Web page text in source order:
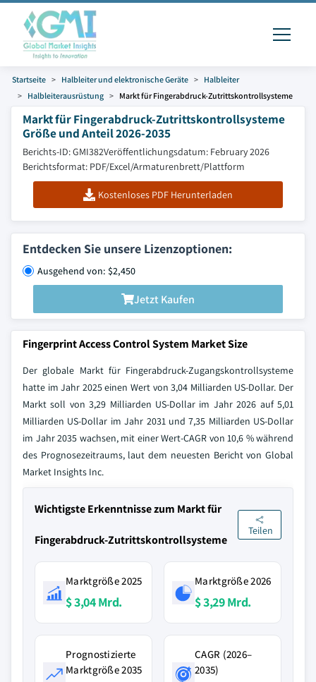
Startseite Halbleiter und elektronische Geräte
Halbleiter
Halbleiterausrüstung
Markt für Fingerabdruck-Zutrittskontrollsysteme
Markt für Fingerabdruck-Zutrittskontrollsysteme
Größe und Anteil 2026-2035
Berichts-ID: GMI382Veröffentlichungsdatum: February 2026
Berichtsformat: PDF/Excel/Armaturenbrett/Plattform
Kostenloses PDF Herunterladen
Entdecken Sie unsere Lizenzoptionen:
Ausgehend von: $2,450
Jetzt Kaufen
Fingerprint Access Control System Market Size
Der globale Markt für Fingerabdruck-Zugangskontrollsysteme
hatte im Jahr 2025 einen Wert von 3,04 Milliarden US-Dollar. Der
Markt soll von 3,29 Milliarden US-Dollar im Jahr 2026 auf 5,01
Milliarden US-Dollar im Jahr 2031 und 7,35 Milliarden US-Dollar
im Jahr 2035 wachsen, mit einer Wert-CAGR von 10,6 % während
des Prognosezeitraums, laut dem neuesten Bericht von Global
Market Insights Inc.
Wichtigste Erkenntnisse zum Markt für
Fingerabdruck-Zutrittskontrollsysteme
Teilen
Marktgröße 2025
$ 3,04 Mrd.
Marktgröße 2026
$ 3,29 Mrd.
Prognostizierte
Marktgröße 2035
CAGR (2026–
2035)